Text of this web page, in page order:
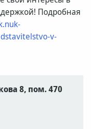
Подробная
v-
8, пом. 470